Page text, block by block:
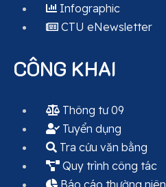
Infographic
CTU eNewsletter
CÔNG KHAI
Thông tư 09
Tuyển dụng
Tra cứu văn bằng
Quy trình công tác